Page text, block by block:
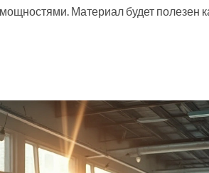
Материал будет полезен